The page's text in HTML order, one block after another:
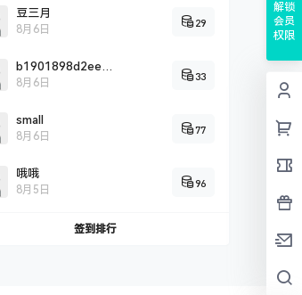
豆三月
8月6日
29
b1901898d2eef0c2fddbd2c9a5707cc26725
8月6日
33
small
8月6日
77
哦哦
8月5日
96
签到排行
解锁
会员
权限